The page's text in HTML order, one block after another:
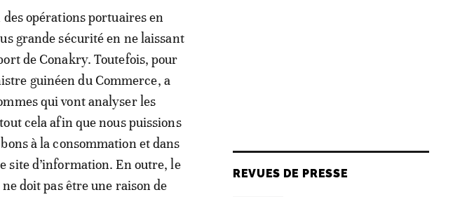
opérations portuaires en
grande sécurité en ne laissant
de Conakry. Toutefois, pour
guinéen du Commerce, a
qui vont analyser les
cela afin que nous puissions
à la consommation et dans
site d’information. En outre, le
doit pas être une raison de
REVUES DE PRESSE